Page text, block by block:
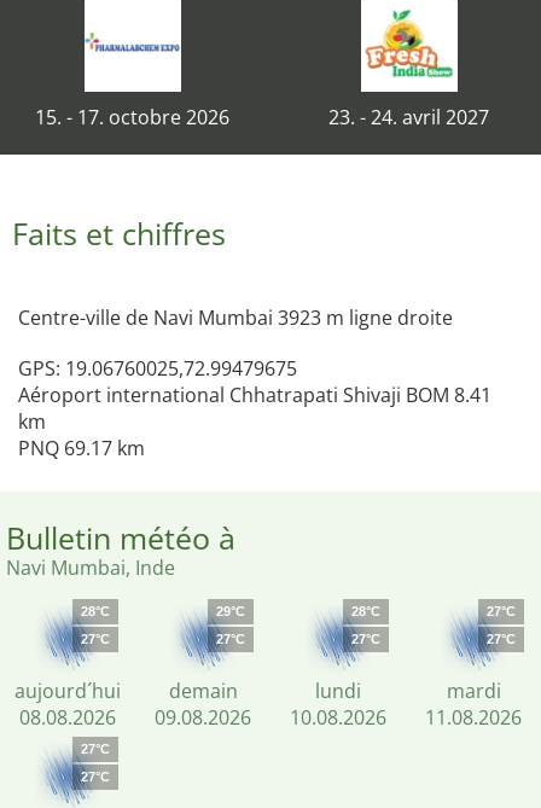
15. - 17. octobre 2026 23. - 24. avril 2027
Faits et chiffres
Centre-ville de Navi Mumbai 3923 m ligne droite
GPS: 19.06760025,72.99479675
Aéroport international Chhatrapati Shivaji BOM 8.41
km
PNQ 69.17 km
Bulletin météo à
Navi Mumbai, Inde
28°C
27°C
aujourd´hui
08.08.2026
29°C
27°C
demain
09.08.2026
28°C
27°C
lundi
10.08.2026
27°C
27°C
mardi
11.08.2026
27°C
27°C